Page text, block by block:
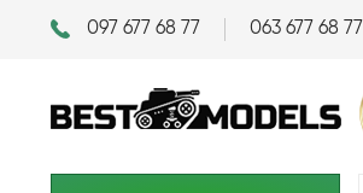
097 677 68 77 063 677 68 77